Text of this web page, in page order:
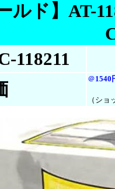
ルド】AT-
118211
＠1540
（シ